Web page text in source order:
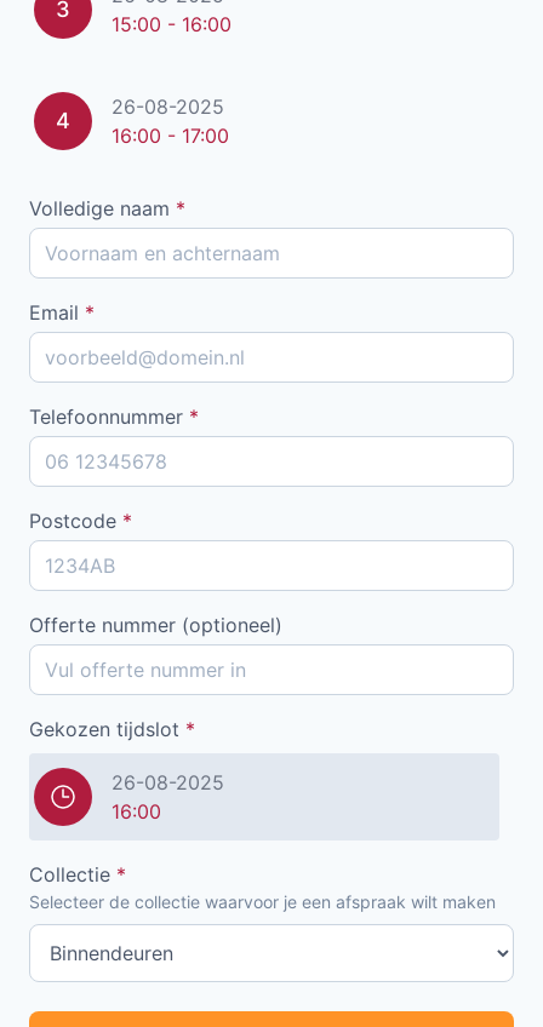
3
15:00 - 16:00
4
26-08-2025
16:00 - 17:00
Volledige naam *
Email *
Telefoonnummer *
Postcode *
Offerte nummer (optioneel)
Gekozen tijdslot *
26-08-2025
16:00
Collectie *
Selecteer de collectie waarvoor je een afspraak wilt maken